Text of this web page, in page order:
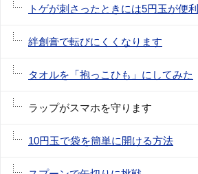
トゲが刺さったときには5円玉が便
絆創膏で転びにくくなります
タオルを「抱っこひも」にしてみた
ラップがスマホを守ります
10円玉で袋を簡単に開ける方法